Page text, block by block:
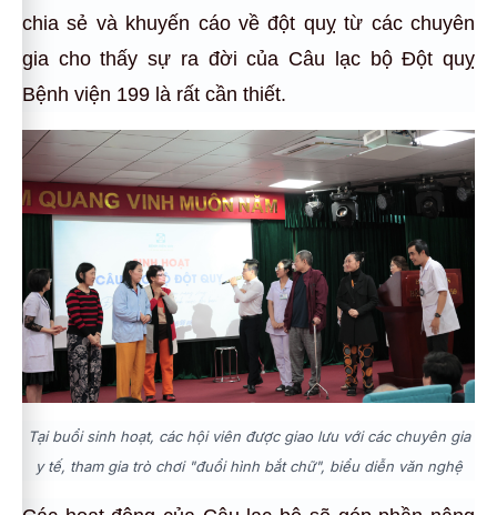
chia sẻ và khuyến cáo về đột quỵ từ các chuyên
gia cho thấy sự ra đời của Câu lạc bộ Đột quỵ
Bệnh viện 199 là rất cần thiết.
Tại buổi sinh hoạt, các hội viên được giao lưu với các chuyên gia
y tế, tham gia trò chơi "đuổi hình bắt chữ", biểu diễn văn nghệ